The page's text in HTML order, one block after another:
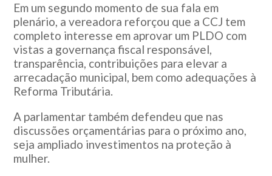
Em um segundo momento de sua fala em
plenário, a vereadora reforçou que a CCJ tem
completo interesse em aprovar um PLDO com
vistas a governança fiscal responsável,
transparência, contribuições para elevar a
arrecadação municipal, bem como adequações à
Reforma Tributária.
A parlamentar também defendeu que nas
discussões orçamentárias para o próximo ano,
seja ampliado investimentos na proteção à
mulher.